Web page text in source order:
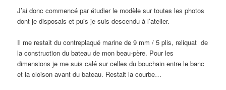
J’ai donc commencé par étudier le modèle sur toutes les photos
dont je disposais et puis je suis descendu à l’atelier.
Il me restait du contreplaqué marine de 9 mm / 5 plis, reliquat de
la construction du bateau de mon beau-père. Pour les
dimensions je me suis calé sur celles du bouchain entre le banc
et la cloison avant du bateau. Restait la courbe…